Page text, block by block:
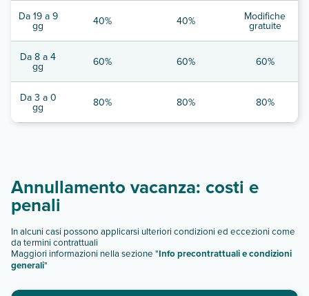
Da 19 a 9
gg 40% 40% Modifiche
gratuite
Da 8 a 4
gg 60% 60% 60%
Da 3 a 0
gg 80% 80% 80%
Annullamento vacanza: costi e
penali
In alcuni casi possono applicarsi ulteriori condizioni ed eccezioni come
da termini contrattuali
Maggiori informazioni nella sezione "Info precontrattuali e condizioni
generali"